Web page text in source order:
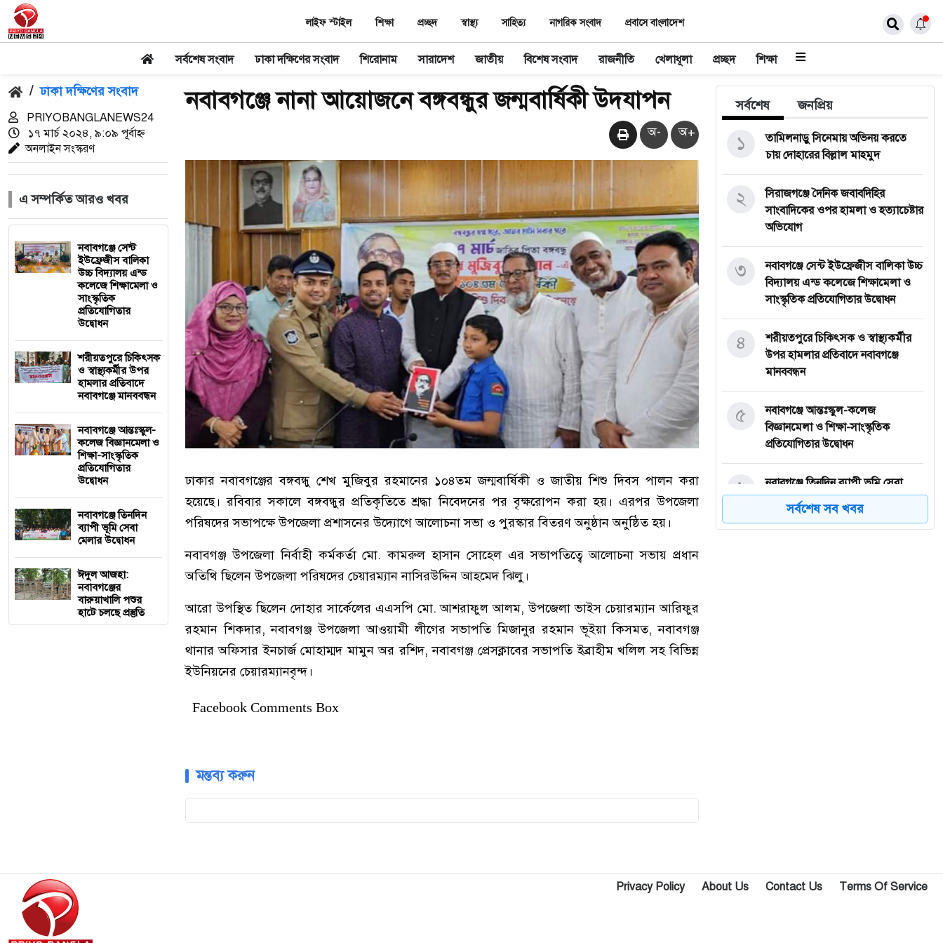
লাইফ স্টাইল শিক্ষা প্রচ্ছদ স্বাস্থ‌্য সাহিত‌্য নাগরিক সংবাদ প্রবাসে বাংলাদেশ
সর্বশেষ সংবাদ ঢাকা দক্ষিণের সংবাদ শিরোনাম সারাদেশ জাতীয় বিশেষ সংবাদ রাজনীতি খেলাধূলা প্রচ্ছদ শিক্ষা
/ ঢাকা দক্ষিণের সংবাদ
PRIYOBANGLANEWS24
১৭ মার্চ ২০২৪, ৯:০৯ পূর্বাহ্ন
অনলাইন সংস্করণ
এ সম্পর্কিত আরও খবর
নবাবগঞ্জে সেন্ট
ইউফ্রেজীস বালিকা
উচ্চ বিদ্যালয় এন্ড
কলেজে শিক্ষামেলা ও
সাংস্কৃতিক
প্রতিযোগিতার
উদ্বোধন
শরীয়তপুরে চিকিৎসক
ও স্বাস্থ্যকর্মীর উপর
হামলার প্রতিবাদে
নবাবগঞ্জে মানববন্ধন
নবাবগঞ্জে আন্তঃস্কুল-
কলেজ বিজ্ঞানমেলা ও
শিক্ষা-সাংস্কৃতিক
প্রতিযোগিতার
উদ্বোধন
নবাবগঞ্জে তিনদিন
ব্যাপী ভূমি সেবা
মেলার উদ্বোধন
ঈদুল আজহা:
নবাবগঞ্জের
বারুয়াখালি পশুর
হাটে চলছে প্রস্তুতি
নবাবগঞ্জে নানা আয়োজনে বঙ্গবন্ধুর জন্মবার্ষিকী উদযাপন
অ- অ+
ঢাকার নবাবগঞ্জের বঙ্গবন্ধু শেখ মুজিবুর রহমানের ১০৪তম জন্মবার্ষিকী ও জাতীয় শিশু দিবস পালন করা
হয়েছে। রবিবার সকালে বঙ্গবন্ধুর প্রতিকৃতিতে শ্রদ্ধা নিবেদনের পর বৃক্ষরোপন করা হয়। এরপর উপজেলা
পরিষদের সভাপক্ষে উপজেলা প্রশাসনের উদ্যোগে আলোচনা সভা ও পুরস্কার বিতরণ অনুষ্ঠান অনুষ্ঠিত হয়।
নবাবগঞ্জ উপজেলা নির্বাহী কর্মকর্তা মো. কামরুল হাসান সোহেল এর সভাপতিত্বে আলোচনা সভায় প্রধান
অতিথি ছিলেন উপজেলা পরিষদের চেয়ারম্যান নাসিরউদ্দিন আহমেদ ঝিলু।
আরো উপস্থিত ছিলেন দোহার সার্কেলের এএসপি মো. আশরাফুল আলম, উপজেলা ভাইস চেয়ারম্যান আরিফুর
রহমান শিকদার, নবাবগঞ্জ উপজেলা আওয়ামী লীগের সভাপতি মিজানুর রহমান ভূইয়া কিসমত, নবাবগঞ্জ
থানার অফিসার ইনচার্জ মোহাম্মদ মামুন অর রশিদ, নবাবগঞ্জ প্রেসক্লাবের সভাপতি ইব্রাহীম খলিল সহ বিভিন্ন
ইউনিয়নের চেয়ারম্যানবৃন্দ।
Facebook Comments Box
মন্তব্য করুন
সর্বশেষ জনপ্রিয়
তামিলনাড়ু সিনেমায় অভিনয় করতে
চায় দোহারের বিল্লাল মাহমুদ
১
সিরাজগঞ্জে দৈনিক জবাবদিহির
সাংবাদিকের ওপর হামলা ও হত্যাচেষ্টার
অভিযোগ
২
নবাবগঞ্জে সেন্ট ইউফ্রেজীস বালিকা উচ্চ
বিদ্যালয় এন্ড কলেজে শিক্ষামেলা ও
সাংস্কৃতিক প্রতিযোগিতার উদ্বোধন
৩
শরীয়তপুরে চিকিৎসক ও স্বাস্থ্যকর্মীর
উপর হামলার প্রতিবাদে নবাবগঞ্জে
মানববন্ধন
৪
নবাবগঞ্জে আন্তঃস্কুল-কলেজ
বিজ্ঞানমেলা ও শিক্ষা-সাংস্কৃতিক
প্রতিযোগিতার উদ্বোধন
৫
নবাবগঞ্জে তিনদিন ব্যাপী ভূমি সেবা
মেলার উদ্বোধন
৬
সর্বশেষ সব খবর
Privacy Policy About Us Contact Us Terms Of Service